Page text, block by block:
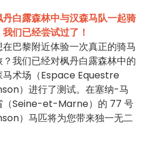
丹白露森林中与汉森马队一起骑
们已经尝试过了！
在巴黎附近体验一次真正的骑马
？我们已经对枫丹白露森林中的
马术场（Espace Equestre
）进行了测试。在塞纳-马
（Seine-et-Marne）的 77 号
）马匹将为您带来独一无二